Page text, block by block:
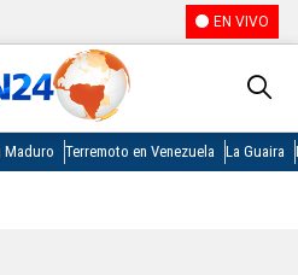
EN VIVO
Maduro Terremoto en Venezuela La Guaira